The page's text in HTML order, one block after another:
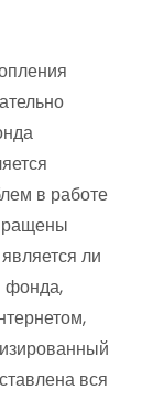
в работе
ли
фонда,
вся